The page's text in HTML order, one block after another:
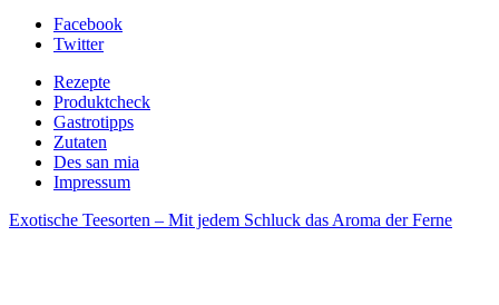
Facebook
Twitter
Rezepte
Produktcheck
Gastrotipps
Zutaten
Des san mia
Impressum
Exotische Teesorten – Mit jedem Schluck das Aroma der Ferne